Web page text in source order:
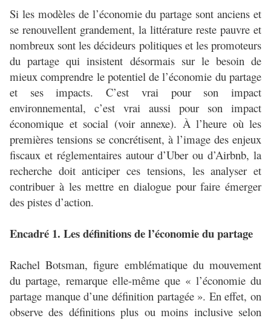
Si les modèles de l’économie du partage sont anciens et
se renouvellent grandement, la littérature reste pauvre et
nombreux sont les décideurs politiques et les promoteurs
du partage qui insistent désormais sur le besoin de
mieux comprendre le potentiel de l’économie du partage
et ses impacts. C’est vrai pour son impact
environnemental, c’est vrai aussi pour son impact
économique et social (voir annexe). À l’heure où les
premières tensions se concrétisent, à l’image des enjeux
fiscaux et réglementaires autour d’Uber ou d’Airbnb, la
recherche doit anticiper ces tensions, les analyser et
contribuer à les mettre en dialogue pour faire émerger
des pistes d’action.
Encadré 1. Les définitions de l’économie du partage
Rachel Botsman, figure emblématique du mouvement
du partage, remarque elle-même que « l’économie du
partage manque d’une définition partagée ». En effet, on
observe des définitions plus ou moins inclusive selon